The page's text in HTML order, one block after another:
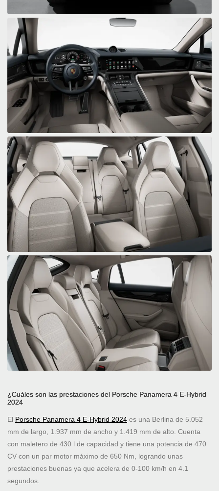
¿Cuáles son las prestaciones del Porsche Panamera 4 E-Hybrid
2024
El Porsche Panamera 4 E-Hybrid 2024 es una Berlina de 5.052
mm de largo, 1.937 mm de ancho y 1.419 mm de alto. Cuenta
con maletero de 430 l de capacidad y tiene una potencia de 470
CV con un par motor máximo de 650 Nm, logrando unas
prestaciones buenas ya que acelera de 0-100 km/h en 4.1
segundos.